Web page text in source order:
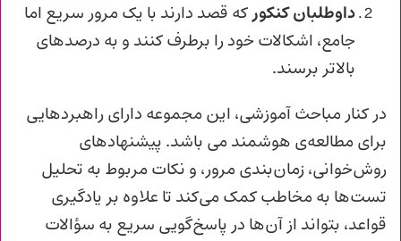
داوطلبان کنکورکه قصد دارند با یک مرور سریع اما
جامع، اشکالات خود را برطرف کنند و به درصدهای
بالاتر برسند.
در کنار مباحث آموزشی، این مجموعه دارای راهبردهایی
برای مطالعه‌ی هوشمند می باشد. پیشنهادهای
روش‌خوانی، زمان‌بندی مرور، و نکات مربوط به تحلیل
تست‌ها به مخاطب کمک می‌کند تا علاوه بر یادگیری
قواعد، بتواند از آن‌ها در پاسخ‌گویی سریع به سؤالات